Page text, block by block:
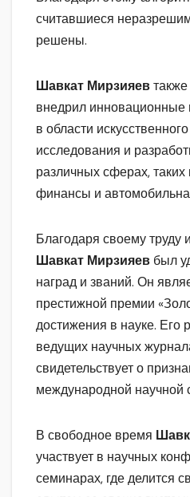
считавшиеся
решены.
Шавкат Мирзияев
внедрил инновационные
в области
исследования и
различных сферах, таких
финансы и
Благодаря своему труду
Шавкат Мирзияев был
наград и званий. Он
престижной премии
достижения в науке. Его
ведущих научных
свидетельствует о
международной научной
В свободное время
участвует в научных
семинарах, где делится